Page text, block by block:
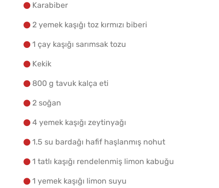
Karabiber
2 yemek kaşığı toz kırmızı biberi
1 çay kaşığı sarımsak tozu
Kekik
800 g tavuk kalça eti
2 soğan
4 yemek kaşığı zeytinyağı
1.5 su bardağı hafif haşlanmış nohut
1 tatlı kaşığı rendelenmiş limon kabuğu
1 yemek kaşığı limon suyu